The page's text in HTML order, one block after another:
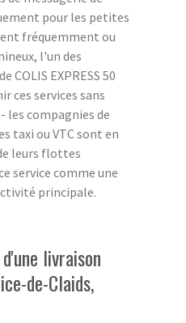
pour les petites
fréquemment ou
l'un des
COLIS EXPRESS 50
ces services sans
les compagnies de
taxi ou VTC sont en
leurs flottes
service comme une
principale.
livraison
de-Claids,